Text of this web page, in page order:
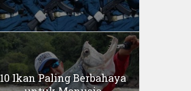
10 Ikan Paling Berbahaya